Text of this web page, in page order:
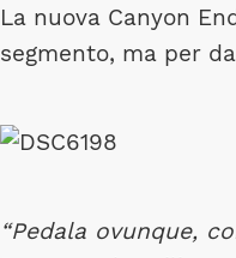
La nuova Canyon
segmento, ma per
“Pedala ovunque,